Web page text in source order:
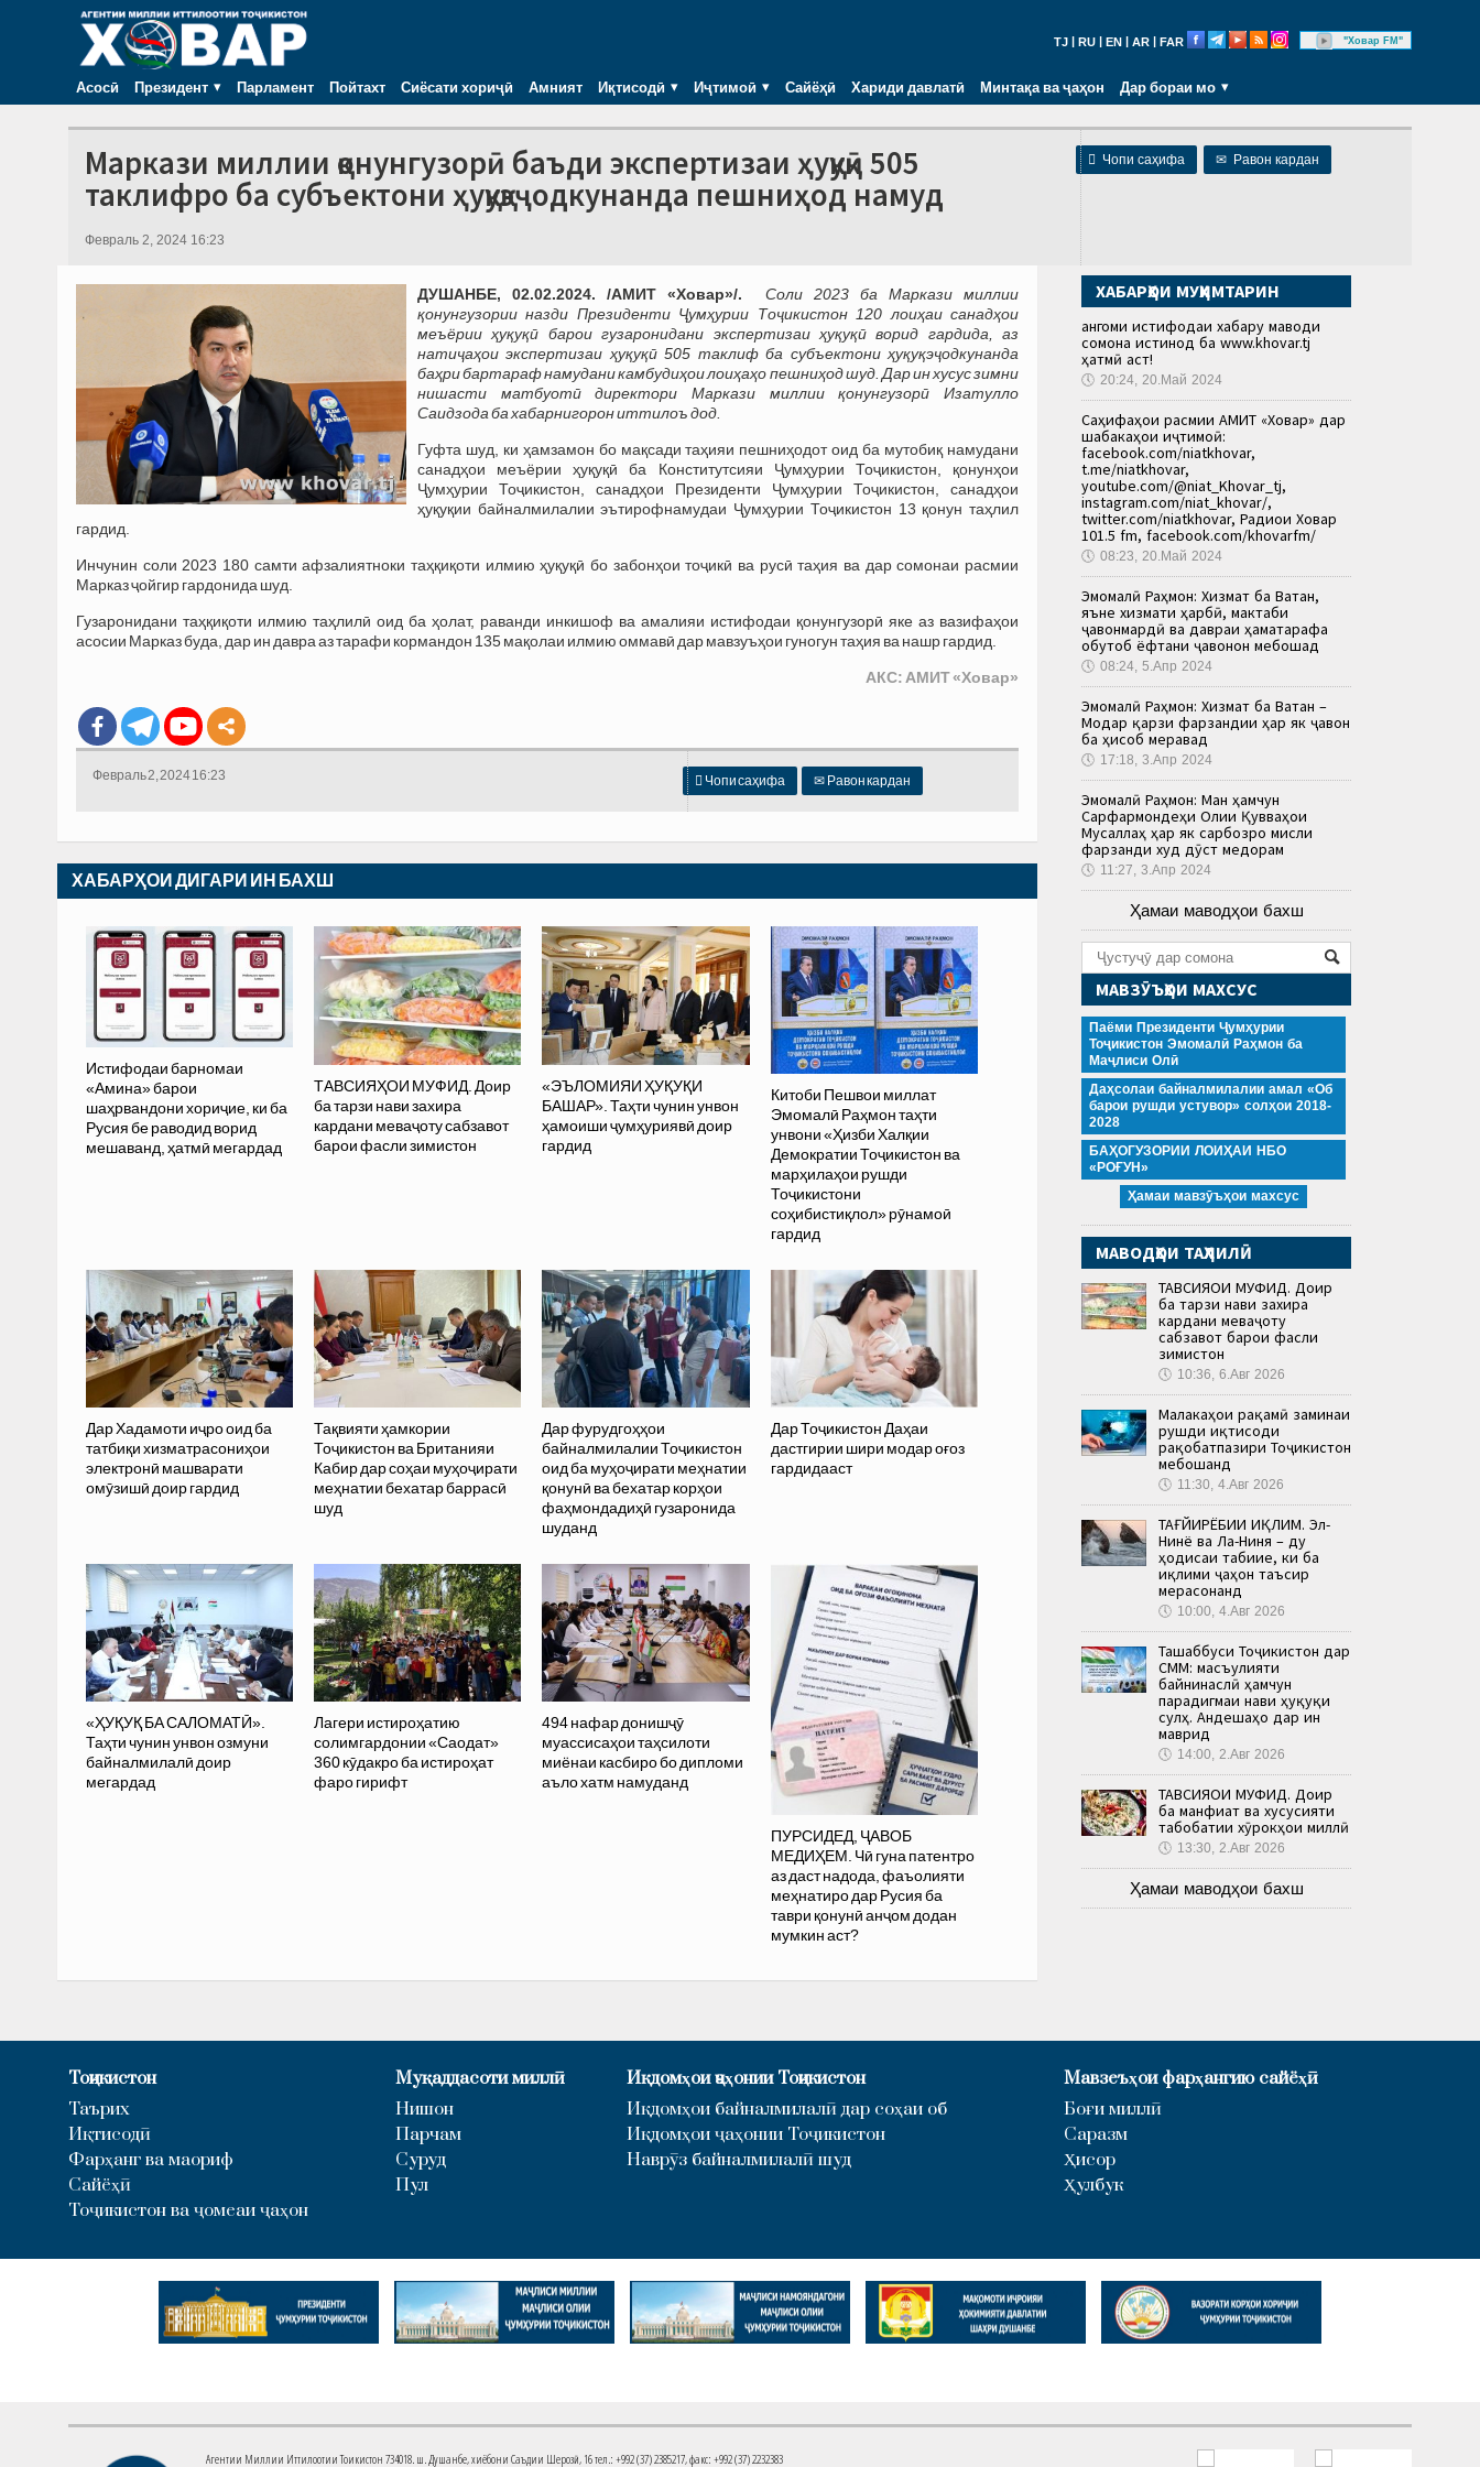
TJ RU EN AR FAR "Ховар FM"
Асосӣ Президент Парламент Пойтахт Сиёсати хориҷӣ Амният Иқтисодӣ Иҷтимоӣ Сайёҳӣ Хариди давлатӣ Минтақа ва ҷаҳон Дар бораи мо
 Чопи саҳифа ✉ Равон кардан
Маркази миллии қонунгузорӣ баъди экспертизаи ҳуқуқӣ 505
таклифро ба субъектони ҳуқуқэҷодкунанда пешниҳод намуд
Февраль 2, 2024 16:23
ДУШАНБЕ, 02.02.2024. /АМИТ«Ховар»/.
Соли 2023 ба Маркази миллии
қонунгузории назди Президенти Ҷумҳурии Тоҷикистон 120 лоиҳаи санадҳои
меъёрии ҳуқуқӣ барои гузаронидани экспертизаи ҳуқуқӣ ворид гардида, аз
натиҷаҳои экспертизаи ҳуқуқӣ 505 таклиф ба субъектони ҳуқуқэҷодкунанда
баҳри бартараф намудани камбудиҳои лоиҳаҳо пешниҳод шуд. Дар ин хусус зимни
нишасти матбуотӣ директори Маркази миллии қонунгузорӣ Изатулло
Саидзода ба хабарнигорон иттилоъ дод.
Гуфта шуд, ки ҳамзамон бо мақсади таҳияи пешниҳодот оид ба мутобиқ намудани
санадҳои меъёрии ҳуқуқӣ ба Конститутсияи Ҷумҳурии Тоҷикистон, қонунҳои
Ҷумҳурии Тоҷикистон, санадҳои Президенти Ҷумҳурии Тоҷикистон, санадҳои
ҳуқуқии байналмилалии эътирофнамудаи Ҷумҳурии Тоҷикистон 13 қонун таҳлил
гардид.
Инчунин соли 2023 180 самти афзалиятноки таҳқиқоти илмию ҳуқуқӣ бо забонҳои тоҷикӣ ва русӣ таҳия ва дар сомонаи расмии
Марказ ҷойгир гардонида шуд.
Гузаронидани таҳқиқоти илмию таҳлилӣ оид ба ҳолат, раванди инкишоф ва амалияи истифодаи қонунгузорӣ яке аз вазифаҳои
асосии Марказ буда, дар ин давра аз тарафи кормандон 135 мақолаи илмию оммавӣ дар мавзуъҳои гуногун таҳия ва нашр гардид.
АКС: АМИТ «Ховар»
 Чопи саҳифа ✉ Равон кардан
Февраль 2, 2024 16:23
ХАБАРҲОИ ДИГАРИ ИН БАХШ
Истифодаи барномаи
«Амина» барои
шаҳрвандони хориҷие, ки ба
Русия бе раводид ворид
мешаванд, ҳатмӣ мегардад
ТАВСИЯҲОИ МУФИД. Доир
ба тарзи нави захира
кардани меваҷоту сабзавот
барои фасли зимистон
«ЭЪЛОМИЯИ ҲУҚУҚИ
БАШАР». Таҳти чунин унвон
ҳамоиши ҷумҳуриявӣ доир
гардид
Китоби Пешвои миллат
Эмомалӣ Раҳмон таҳти
унвони «Ҳизби Халқии
Демократии Тоҷикистон ва
марҳилаҳои рушди
Тоҷикистони
соҳибистиқлол» рӯнамоӣ
гардид
Дар Хадамоти иҷро оид ба
татбиқи хизматрасониҳои
электронӣ машварати
омӯзишӣ доир гардид
Тақвияти ҳамкории
Тоҷикистон ва Британияи
Кабир дар соҳаи муҳоҷирати
меҳнатии бехатар баррасӣ
шуд
Дар фурудгоҳҳои
байналмилалии Тоҷикистон
оид ба муҳоҷирати меҳнатии
қонунӣ ва бехатар корҳои
фаҳмондадиҳӣ гузаронида
шуданд
Дар Тоҷикистон Даҳаи
дастгирии шири модар оғоз
гардидааст
«ҲУҚУҚ БА САЛОМАТӢ».
Таҳти чунин унвон озмуни
байналмилалӣ доир
мегардад
Лагери истироҳатию
солимгардонии «Саодат»
360 кӯдакро ба истироҳат
фаро гирифт
494 нафар донишҷӯ
муассисаҳои таҳсилоти
миёнаи касбиро бо дипломи
аъло хатм намуданд
ПУРСИДЕД, ҶАВОБ
МЕДИҲЕМ. Чӣ гуна патентро
аз даст надода, фаъолияти
меҳнатиро дар Русия ба
таври қонунӣ анҷом додан
мумкин аст?
ХАБАРҲОИ МУҲИМТАРИН
Ҳангоми истифодаи хабару маводи
сомона истинод ба www.khovar.tj
ҳатмӣ аст!
🕔 20:24, 20.Май 2024
Саҳифаҳои расмии АМИТ «Ховар» дар
шабакаҳои иҷтимоӣ:
facebook.com/niatkhovar,
t.me/niatkhovar,
youtube.com/@niat_Khovar_tj,
instagram.com/niat_khovar/,
twitter.com/niatkhovar, Радиои Ховар
101.5 fm, facebook.com/khovarfm/
🕔 08:23, 20.Май 2024
Эмомалӣ Раҳмон: Хизмат ба Ватан,
яъне хизмати ҳарбӣ, мактаби
ҷавонмардӣ ва давраи ҳаматарафа
обутоб ёфтани ҷавонон мебошад
🕔 08:24, 5.Апр 2024
Эмомалӣ Раҳмон: Хизмат ба Ватан –
Модар қарзи фарзандии ҳар як ҷавон
ба ҳисоб меравад
🕔 17:18, 3.Апр 2024
Эмомалӣ Раҳмон: Ман ҳамчун
Сарфармондеҳи Олии Қувваҳои
Мусаллаҳ ҳар як сарбозро мисли
фарзанди худ дӯст медорам
🕔 11:27, 3.Апр 2024
Ҳамаи маводҳои бахш
МАВЗӮЪҲОИ МАХСУС
Паёми Президенти Ҷумҳурии
Тоҷикистон Эмомалӣ Раҳмон ба
Маҷлиси Олӣ
Даҳсолаи байналмилалии амал «Об
барои рушди устувор» солҳои 2018-
2028
БАҲОГУЗОРИИ ЛОИҲАИ НБО
«РОҒУН»
Ҳамаи мавзӯъҳои махсус
МАВОДҲОИ ТАҲЛИЛӢ
ТАВСИЯҲОИ МУФИД. Доир
ба тарзи нави захира
кардани меваҷоту
сабзавот барои фасли
зимистон
🕔 10:36, 6.Авг 2026
Малакаҳои рақамӣ заминаи
рушди иқтисоди
рақобатпазири Тоҷикистон
мебошанд
🕔 11:30, 4.Авг 2026
ТАҒЙИРЁБИИ ИҚЛИМ. Эл-
Нинё ва Ла-Ниня – ду
ҳодисаи табиие, ки ба
иқлими ҷаҳон таъсир
мерасонанд
🕔 10:00, 4.Авг 2026
Ташаббуси Тоҷикистон дар
СММ: масъулияти
байнинаслӣ ҳамчун
парадигмаи нави ҳуқуқи
сулҳ. Андешаҳо дар ин
маврид
🕔 14:00, 2.Авг 2026
ТАВСИЯҲОИ МУФИД. Доир
ба манфиат ва хусусияти
табобатии хӯрокҳои миллӣ
🕔 13:30, 2.Авг 2026
Ҳамаи маводҳои бахш
Тоҷикистон
Таърих
Иқтисодӣ
Фарҳанг ва маориф
Сайёҳӣ
Тоҷикистон ва ҷомеаи ҷаҳон
Муқаддасоти миллӣ
Нишон
Парчам
Суруд
Пул
Иқдомҳои ҷаҳонии Тоҷикистон
Иқдомҳои байналмилалӣ дар соҳаи об
Иқдомҳои ҷаҳонии Тоҷикистон
Наврӯз байналмилалӣ шуд
Мавзеъҳои фарҳангию сайёҳӣ
Боғи миллӣ
Саразм
Ҳисор
Ҳулбук
Агентии Миллии Иттилоотии Тоҷикистон 734018. ш. Душанбе, хиёбони Саъдии Шерозӣ, 16 тел.: +992 (37) 2385217, факс: +992 (37) 2232383